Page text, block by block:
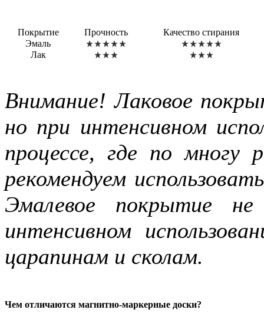
Покрытие Прочность
Качество стирания
Эмаль
Лак
Внимание! Лаковое
но при интенсивном
процессе, где по
рекомендуем
Эмалевое покрытие
интенсивном
царапинам и сколам.
Чем отличаются магнитно-маркерные доски?